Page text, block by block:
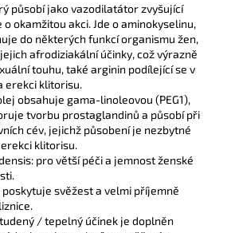
působí jako vazodilatátor zvyšující
o okamžitou akci. Jde o aminokyselinu,
do některých funkcí organismu žen,
afrodiziakální účinky, což výrazně
touhu, také arginin podílející se v
erekci klitorisu.
obsahuje gama-linoleovou (PEG1),
tvorbu prostaglandinů a působí při
cév, jejichž působení je nezbytné
klitorisu.
pro větší péči a jemnost ženské
svěžest a velmi příjemně
/ tepelný účinek je doplněn